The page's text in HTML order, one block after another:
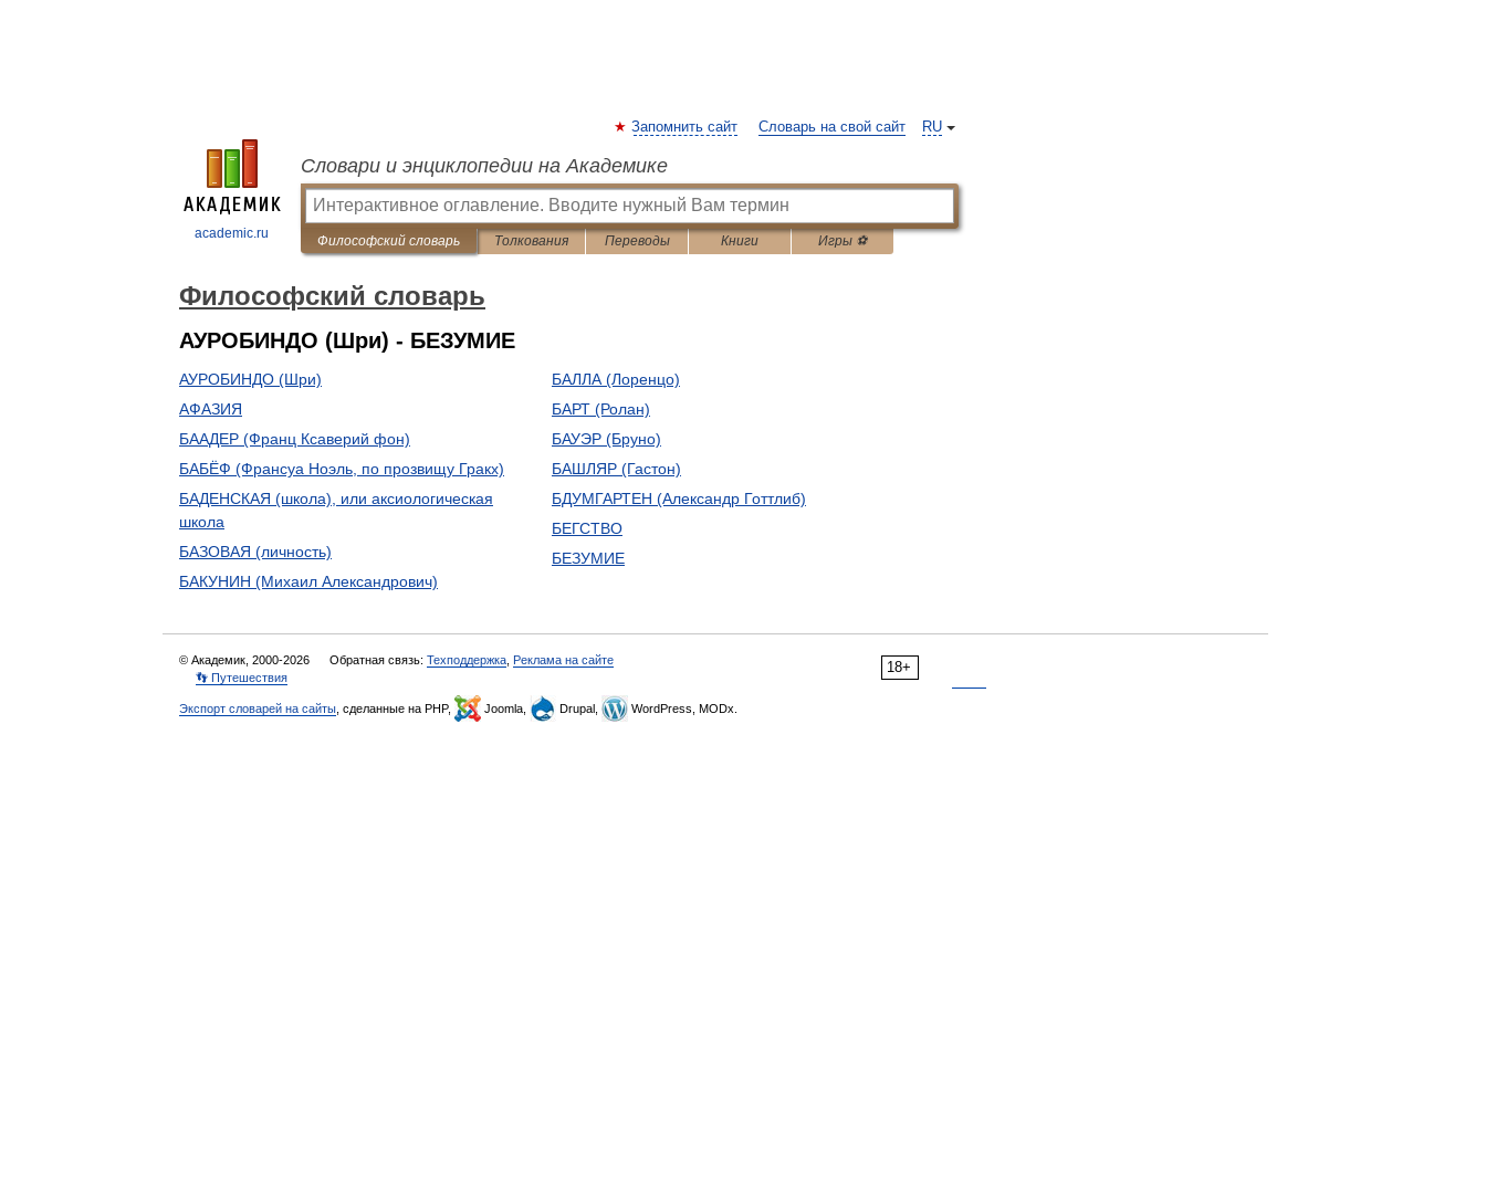
academic.ru
RU
Запомнить сайт Словарь на свой сайт
Словари и энциклопедии на Академике
Философский словарь Толкования Переводы Книги Игры ⚽
Философский словарь
АУРОБИНДО (Шри) - БЕЗУМИЕ
АУРОБИНДО (Шри)
АФАЗИЯ
БААДЕР (Франц Ксаверий фон)
БАБЁФ (Франсуа Ноэль, по прозвищу Гракх)
БАДЕНСКАЯ (школа), или аксиологическая
школа
БАЗОВАЯ (личность)
БАКУНИН (Михаил Александрович)
БАЛЛА (Лоренцо)
БАРТ (Ролан)
БАУЭР (Бруно)
БАШЛЯР (Гастон)
БДУМГАРТЕН (Александр Готтлиб)
БЕГСТВО
БЕЗУМИЕ
18+
© Академик, 2000-2026 Обратная связь: Техподдержка Реклама на сайте
👣 Путешествия
Экспорт словарей на сайты , сделанные на PHP, Joomla, Drupal, WordPress, MODx.